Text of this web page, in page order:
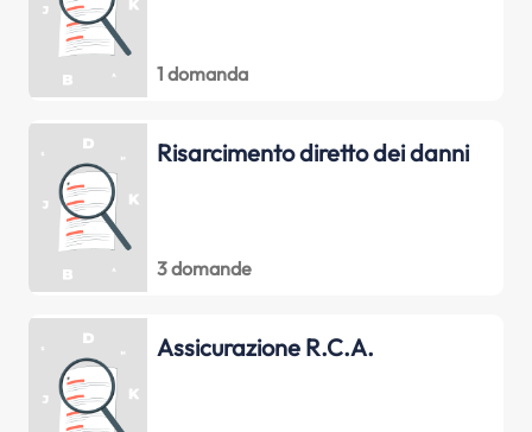
1 domanda
Risarcimento diretto dei danni
3 domande
Assicurazione R.C.A.